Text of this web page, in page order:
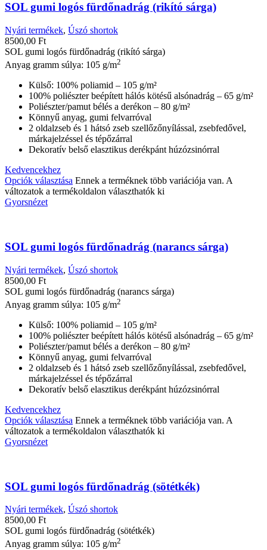
SOL gumi logós fürdőnadrág (rikító sárga)
Nyári termékek, Úszó shortok
8500,00 Ft
SOL gumi logós fürdőnadrág (rikító sárga)
Anyag gramm súlya: 105 g/m2
Külső: 100% poliamid – 105 g/m²
100% poliészter beépített hálós kötésű alsónadrág – 65 g/m²
Poliészter/pamut bélés a derékon – 80 g/m²
Könnyű anyag, gumi felvarróval
2 oldalzseb és 1 hátsó zseb szellőzőnyílással, zsebfedővel,
márkajelzéssel és tépőzárral
Dekoratív belső elasztikus derékpánt húzózsinórral
Kedvencekhez
Opciók választása Ennek a terméknek több variációja van. A
változatok a termékoldalon választhatók ki
Gyorsnézet
SOL gumi logós fürdőnadrág (narancs sárga)
Nyári termékek, Úszó shortok
8500,00 Ft
SOL gumi logós fürdőnadrág (narancs sárga)
Anyag gramm súlya: 105 g/m2
Külső: 100% poliamid – 105 g/m²
100% poliészter beépített hálós kötésű alsónadrág – 65 g/m²
Poliészter/pamut bélés a derékon – 80 g/m²
Könnyű anyag, gumi felvarróval
2 oldalzseb és 1 hátsó zseb szellőzőnyílással, zsebfedővel,
márkajelzéssel és tépőzárral
Dekoratív belső elasztikus derékpánt húzózsinórral
Kedvencekhez
Opciók választása Ennek a terméknek több variációja van. A
változatok a termékoldalon választhatók ki
Gyorsnézet
SOL gumi logós fürdőnadrág (sötétkék)
Nyári termékek, Úszó shortok
8500,00 Ft
SOL gumi logós fürdőnadrág (sötétkék)
Anyag gramm súlya: 105 g/m2